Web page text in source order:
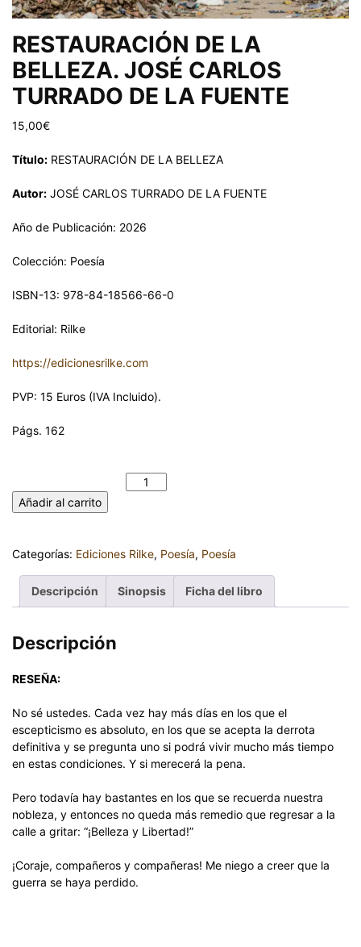
RESTAURACIÓN DE LA
BELLEZA. JOSÉ CARLOS
TURRADO DE LA FUENTE
15,00€
Título: RESTAURACIÓN DE LA BELLEZA
Autor: JOSÉ CARLOS TURRADO DE LA FUENTE
Año de Publicación: 2026
Colección: Poesía
ISBN-13: 978-84-18566-66-0
Editorial: Rilke
https://edicionesrilke.com
PVP: 15 Euros (IVA Incluido).
Págs. 162
Añadir al carrito
Categorías: Ediciones Rilke, Poesía, Poesía
Descripción Sinopsis Ficha del libro
Descripción
RESEÑA:
No sé ustedes. Cada vez hay más días en los que el
escepticismo es absoluto, en los que se acepta la derrota
definitiva y se pregunta uno si podrá vivir mucho más tiempo
en estas condiciones. Y si merecerá la pena.
Pero todavía hay bastantes en los que se recuerda nuestra
nobleza, y entonces no queda más remedio que regresar a la
calle a gritar: “¡Belleza y Libertad!”
¡Coraje, compañeros y compañeras! Me niego a creer que la
guerra se haya perdido.